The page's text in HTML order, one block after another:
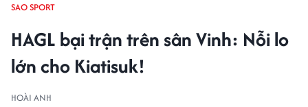
SAO SPORT
HAGL bại trận trên sân Vinh: Nỗi lo
lớn cho Kiatisuk!
HOÀI ANH